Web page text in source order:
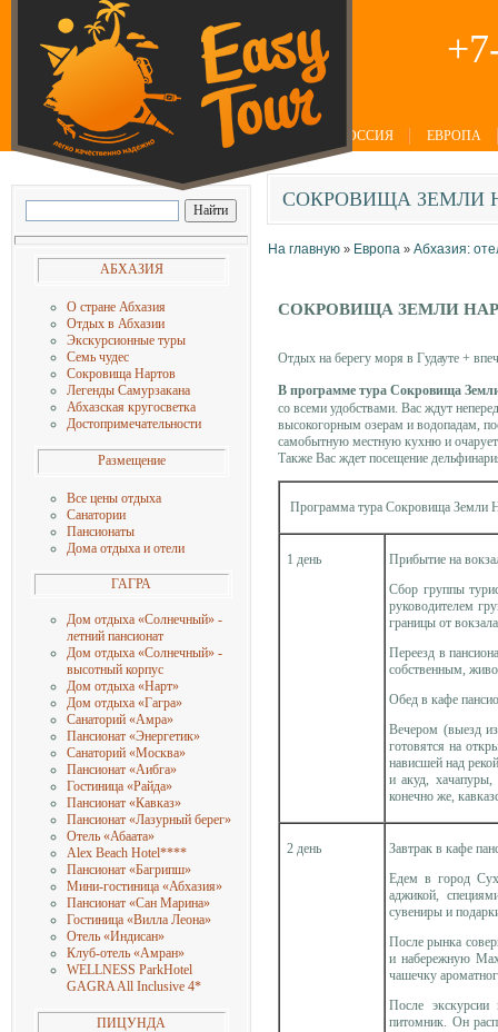
РОССИЯ ЕВРОПА
АБХАЗИЯ
О стране Абхазия
Отдых в Абхазии
Экскурсионные туры
Семь чудес
Сокровища Нартов
Легенды Самурзакана
Абхазская кругосветка
Достопримечательности
Размещение
Все цены отдыха
Санатории
Пансионаты
Дома отдыха и отели
ГАГРА
Дом отдыха «Солнечный» -
летний пансионат
Дом отдыха «Солнечный» -
высотный корпус
Дом отдыха «Нарт»
Дом отдыха «Гагра»
Санаторий «Амра»
Пансионат «Энергетик»
Санаторий «Москва»
Пансионат «Аибга»
Гостиница «Райда»
Пансионат «Кавказ»
Пансионат «Лазурный берег»
Отель «Абаата»
Alex Beach Hotel****
Пансионат «Багрипш»
Мини-гостиница «Абхазия»
Пансионат «Сан Марина»
Гостиница «Вилла Леона»
Отель «Индисан»
Клуб-отель «Амран»
WELLNESS ParkHotel
GAGRA All Inclusive 4*
ПИЦУНДА
СОКРОВИЩА ЗЕМЛИ
На главную » Европа » Абхазия:
СОКРОВИЩА ЗЕМЛИ
Отдых на берегу моря в Гудауте +
В программе тура Сокровища
со всеми удобствами. Вас ждут
высокогорным озерам и водопадам,
самобытную местную кухню и
Также Вас ждет посещение
Программа тура Сокровища Земли
1 день
Прибытие на
Сбор группы
руководителем
границы от
Переезд в
собственным,
Обед в кафе
Вечером (выезд
готовятся на
нависшей над
и акуд,
конечно же,
2 день
Завтрак в кафе
Едем в город
аджикой,
сувениры и
После рынка
и набережную
чашечку
После экскурсии
питомник. Он